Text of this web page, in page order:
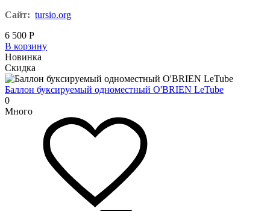
Сайт: tursio.org
6 500 Р
В корзину
Новинка
Скидка
Баллон буксируемый одноместный O'BRIEN LeTube
0
Много